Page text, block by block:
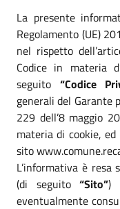
La presente
Regolamento (UE)
nel rispetto
Codice in materia
seguito “Codice
generali del Garante
229 dell’8 maggio
materia di cookie,
sito
L’informativa è
(di seguito“Sito”)
eventualmente